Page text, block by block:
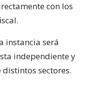
con los
instancia será
independiente y
sectores.